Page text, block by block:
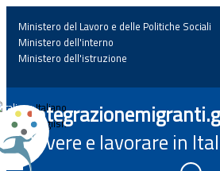
Home
News
Ministero del Lavoro e delle Politiche Sociali
Ministero dell'interno
Ministero dell'istruzione
Italiano
English
Vivere e lavorare in